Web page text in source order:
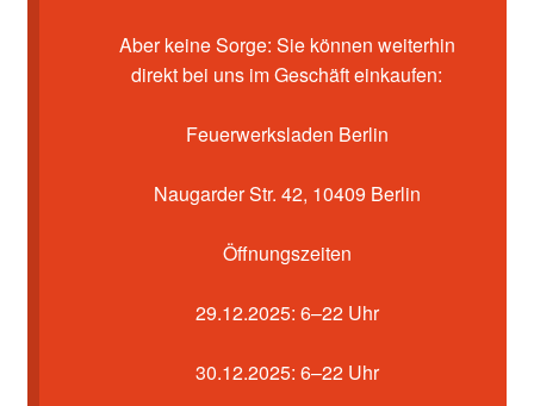
Aber keine Sorge: Sie können weiterhin
direkt bei uns im Geschäft einkaufen:
Feuerwerksladen Berlin
Naugarder Str. 42, 10409 Berlin
Öffnungszeiten
29.12.2025: 6–22 Uhr
30.12.2025: 6–22 Uhr